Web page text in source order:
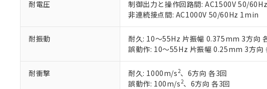
耐電圧
制御出力と操作回路間: AC1500V 50/
非連続接点間: AC1000V 50/60Hz 1min
耐振動
耐久: 10～55Hz 片振幅 0.375mm 3方向
誤動作: 10～55Hz 片振幅 0.25mm 3方向
耐衝撃 耐久: 1000m/s2、6方向 各3回
誤動作: 100m/s2、6方向 各3回
ている必要があります。
お客様が当ウェブサイト
が、当社の製品・サービ
さい。
※当社の共同利用者とは、
いる法人を指します。
※3 非含有証明書ダウンロー
下記の非含有証明書をダウンロ
EU RoHS指令（10物質）の非
51物質の非含有証明書（当社基
※本証明書は発行日時点で非含
味します。
「－」：未確認です。当社販売
空
受注生産機種、また